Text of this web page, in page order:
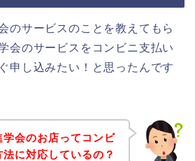
のサービスのことを教えてもら
会のサービスをコンビニ支払い
申し込みたい！と思ったんです
会のお店ってコンビ
に対応しているの？